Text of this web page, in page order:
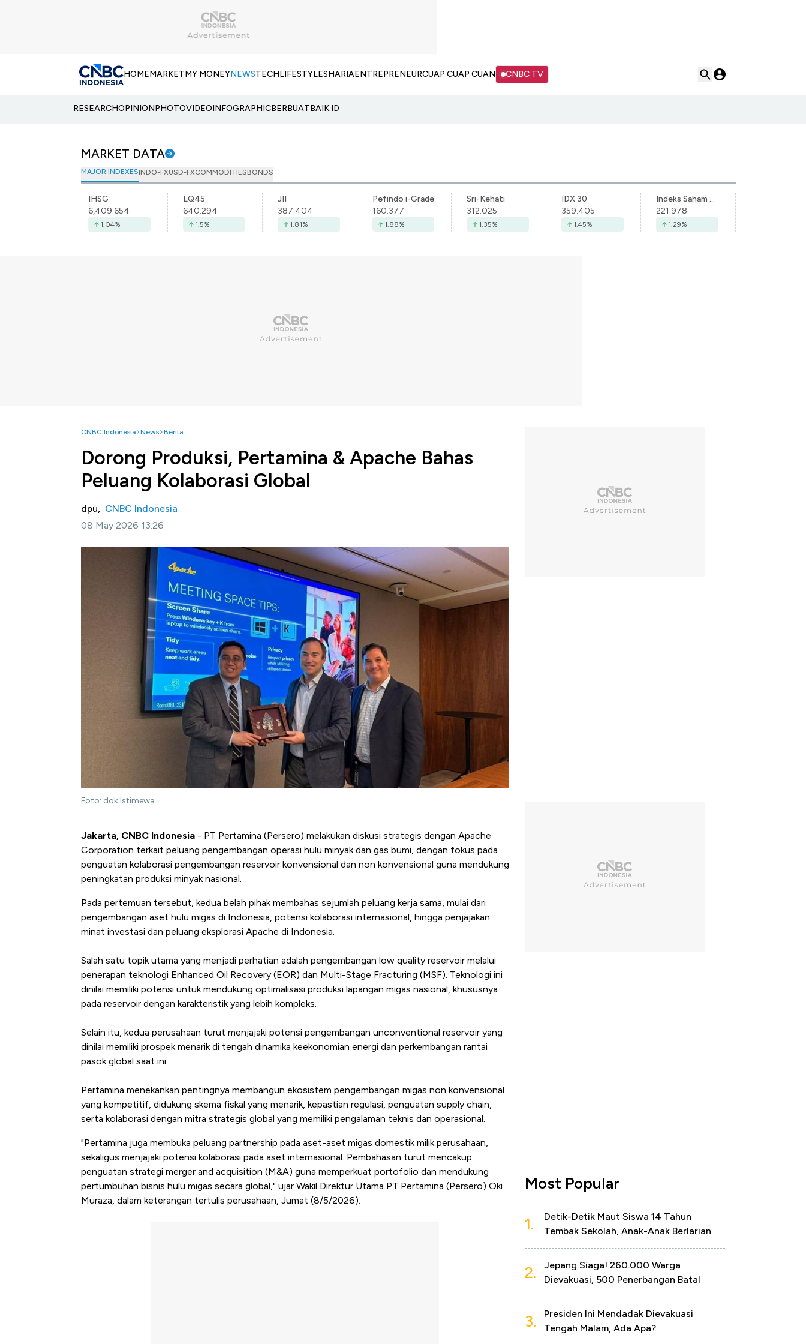
HOMEMARKETMY MONEYNEWSTECHLIFESTYLESHARIAENTREPRENEURCUAP CUAP CUAN CNBC TV
RESEARCHOPINIONPHOTOVIDEOINFOGRAPHICBERBUATBAIK.ID
MARKET DATA
MAJOR INDEXESINDO-FXUSD-FXCOMMODITIESBONDS
IHSG
6,409.654
1.04%
LQ45
640.294
1.5%
JII
387.404
1.81%
Pefindo i-Grade
160.377
1.88%
Sri-Kehati
312.025
1.35%
IDX 30
359.405
1.45%
Indeks Saham Syariah Indonesia
221.978
1.29%
CNBC Indonesia News Berita
Dorong Produksi, Pertamina & Apache Bahas
Peluang Kolaborasi Global
dpu, CNBC Indonesia
08 May 2026 13:26
Foto: dok Istimewa
Jakarta, CNBC Indonesia - PT Pertamina (Persero) melakukan diskusi strategis dengan Apache
Corporation terkait peluang pengembangan operasi hulu minyak dan gas bumi, dengan fokus pada
penguatan kolaborasi pengembangan reservoir konvensional dan non konvensional guna mendukung
peningkatan produksi minyak nasional.
Pada pertemuan tersebut, kedua belah pihakmembahas sejumlah peluang kerja sama, mulai dari
pengembangan aset hulu migas di Indonesia, potensi kolaborasi internasional, hingga penjajakan
minat investasi dan peluang eksplorasi Apache di Indonesia.
Salah satu topik utama yang menjadi perhatian adalah pengembangan low quality reservoir melalui
penerapan teknologi Enhanced Oil Recovery (EOR) dan Multi-Stage Fracturing (MSF). Teknologi ini
dinilai memiliki potensi untuk mendukung optimalisasi produksi lapangan migas nasional, khususnya
pada reservoir dengan karakteristik yang lebih kompleks.
Selain itu, kedua perusahaan turut menjajaki potensi pengembangan unconventional reservoir yang
dinilai memiliki prospek menarik di tengah dinamika keekonomian energi dan perkembangan rantai
pasok global saat ini.
Pertamina menekankan pentingnya membangun ekosistem pengembangan migas non konvensional
yang kompetitif, didukung skema fiskal yang menarik, kepastian regulasi, penguatan supply chain,
serta kolaborasi dengan mitra strategis global yang memiliki pengalaman teknis dan operasional.
"Pertamina juga membuka peluang partnership pada aset-aset migas domestik milik perusahaan,
sekaligus menjajaki potensi kolaborasi pada aset internasional. Pembahasan turut mencakup
penguatan strategi merger and acquisition (M&A) guna memperkuat portofolio dan mendukung
pertumbuhan bisnis hulu migas secara global," ujar Wakil Direktur Utama PT Pertamina (Persero) Oki
Muraza, dalam keterangan tertulis perusahaan, Jumat (8/5/2026).
Most Popular
1.
Detik-Detik Maut Siswa 14 Tahun
Tembak Sekolah, Anak-Anak Berlarian
2.
Jepang Siaga! 260.000 Warga
Dievakuasi, 500 Penerbangan Batal
3.
Presiden Ini Mendadak Dievakuasi
Tengah Malam, Ada Apa?